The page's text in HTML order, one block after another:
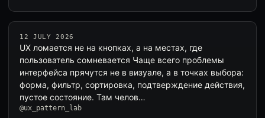
12 JULY 2026
UX ломается не на кнопках, а на местах, где
пользователь сомневается Чаще всего проблемы
интерфейса прячутся не в визуале, а в точках выбора:
форма, фильтр, сортировка, подтверждение действия,
пустое состояние. Там челов…
@ux_pattern_lab